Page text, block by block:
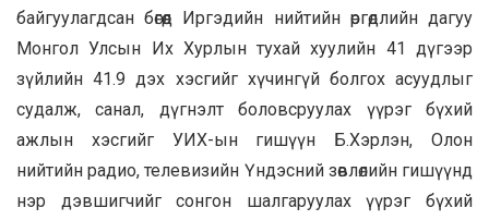
байгуулагдсан бөгөөд Иргэдийн нийтийн өргөдлийн дагуу
Монгол Улсын Их Хурлын тухай хуулийн 41 дүгээр
зүйлийн 41.9 дэх хэсгийг хүчингүй болгох асуудлыг
судалж, санал, дүгнэлт боловсруулах үүрэг бүхий
ажлын хэсгийг УИХ-ын гишүүн Б.Хэрлэн, Олон
нийтийн радио, телевизийн Үндэсний зөвлөлийн гишүүнд
нэр дэвшигчийг сонгон шалгаруулах үүрэг бүхий